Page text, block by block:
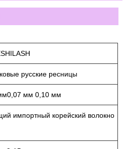
русские ресницы
мм 0,10 мм
импортный корейский волокно